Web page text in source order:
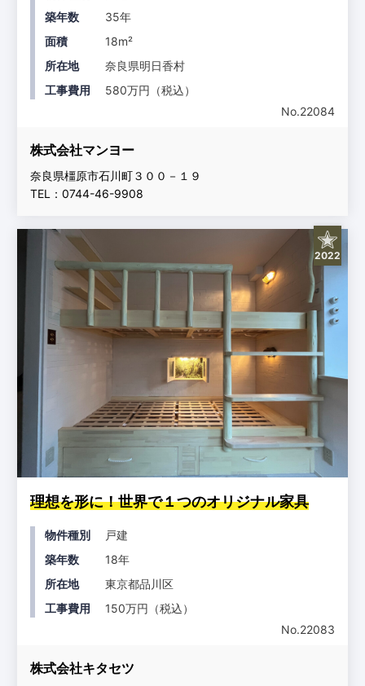
築年数
35年
面積
18m²
所在地
奈良県明日香村
工事費用
580万円（税込）
No.22084
株式会社マンヨー
奈良県橿原市石川町３００－１９
TEL：0744-46-9908
2022
理想を形に！世界で１つのオリジナル家具
物件種別
戸建
築年数
18年
所在地
東京都品川区
工事費用
150万円（税込）
No.22083
株式会社キタセツ